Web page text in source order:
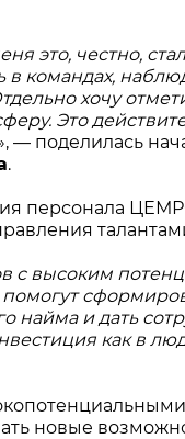
это, честно,
командах,
хочу
Это
— поделилась
.
персонала
с высоким
найма и дать
как в
новые